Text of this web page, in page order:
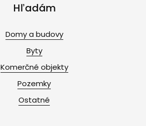
Hľadám
Domy a budovy
Byty
Komerčné objekty
Pozemky
Ostatné